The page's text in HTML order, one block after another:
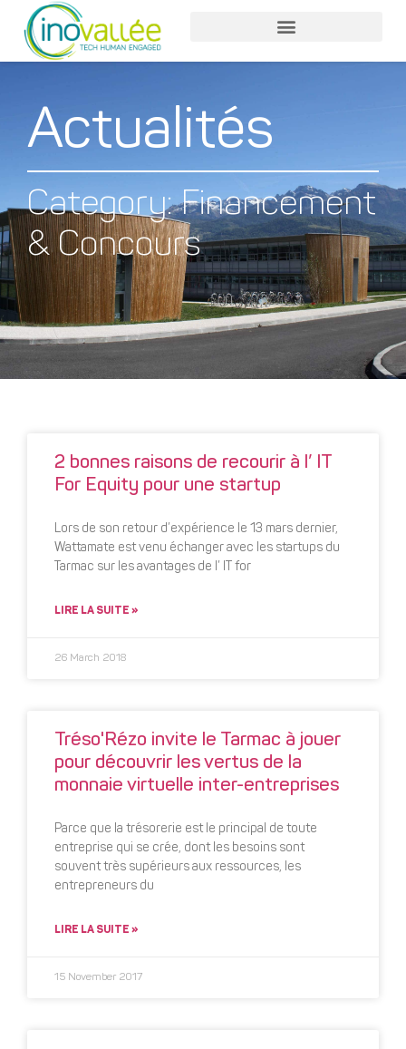
Actualités
Category: Financement
& Concours
2 bonnes raisons de recourir à l’ IT
For Equity pour une startup
Lors de son retour d’expérience le 13 mars dernier,
Wattamate est venu échanger avec les startups du
Tarmac sur les avantages de l’ IT for
LIRE LA SUITE »
26 March 2018
Tréso'Rézo invite le Tarmac à jouer
pour découvrir les vertus de la
monnaie virtuelle inter-entreprises
Parce que la trésorerie est le principal de toute
entreprise qui se crée, dont les besoins sont
souvent très supérieurs aux ressources, les
entrepreneurs du
LIRE LA SUITE »
15 November 2017